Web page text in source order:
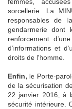
sorcellerie. La
responsables de
gendarmerie
renforcement
d’informations et
droits de l’homme.
Enfin, le Porte-
de la sécurisation
22 janvier 2016, à
sécurité intérieure.